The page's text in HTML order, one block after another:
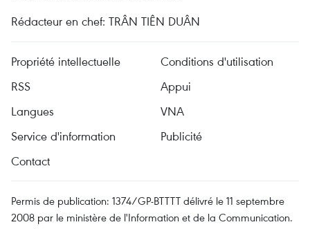
Rédacteur en chef: TRÂN TIÊN DUÂN
Propriété intellectuelle
Conditions d'utilisation
RSS
Appui
Langues
VNA
Service d'information
Publicité
Contact
Permis de publication: 1374/GP-BTTTT délivré le 11 septembre
2008 par le ministère de l'Information et de la Communication.